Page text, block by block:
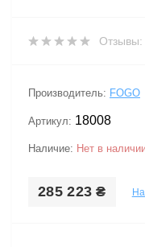
Отзывы:
Производитель: FOGO
Артикул: 18008
Наличие: Нет в
285 223 ₴